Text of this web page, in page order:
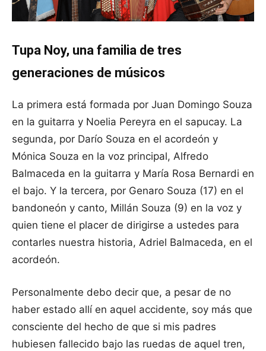
Tupa Noy, una familia de tres
generaciones de músicos
La primera está formada por Juan Domingo Souza
en la guitarra y Noelia Pereyra en el sapucay. La
segunda, por Darío Souza en el acordeón y
Mónica Souza en la voz principal, Alfredo
Balmaceda en la guitarra y María Rosa Bernardi en
el bajo. Y la tercera, por Genaro Souza (17) en el
bandoneón y canto, Millán Souza (9) en la voz y
quien tiene el placer de dirigirse a ustedes para
contarles nuestra historia, Adriel Balmaceda, en el
acordeón.
Personalmente debo decir que, a pesar de no
haber estado allí en aquel accidente, soy más que
consciente del hecho de que si mis padres
hubiesen fallecido bajo las ruedas de aquel tren,